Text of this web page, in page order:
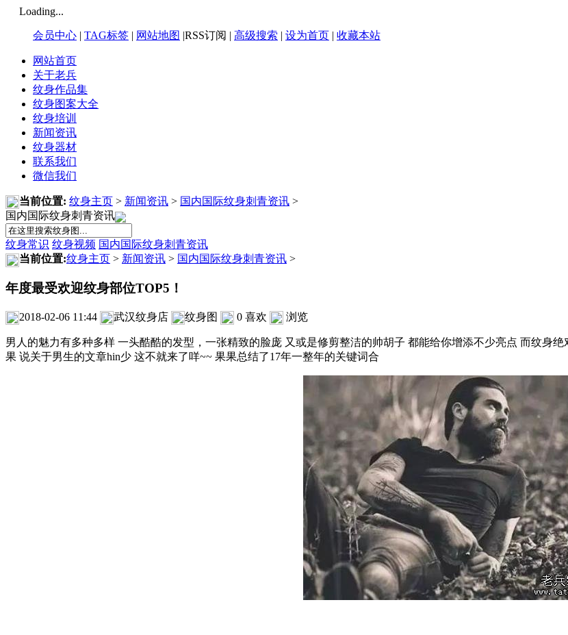
Loading...
会员中心 | TAG标签 | 网站地图 |RSS订阅 | 高级搜索 | 设为首页 | 收藏本站
网站首页
关于老兵
纹身作品集
纹身图案大全
纹身培训
新闻资讯
纹身器材
联系我们
微信我们
当前位置: 纹身主页 > 新闻资讯 > 国内国际纹身刺青资讯 >
国内国际纹身刺青资讯
纹身常识 纹身视频 国内国际纹身刺青资讯
当前位置:纹身主页 > 新闻资讯 > 国内国际纹身刺青资讯 >
年度最受欢迎纹身部位TOP5！
2018-02-06 11:44 武汉纹身店 纹身图 0 喜欢 浏览
男人的魅力有多种多样 一头酷酷的发型，一张精致的脸庞 又或是修剪整洁的帅胡子 都能给你增添不少亮点 而纹身
果 说关于男生的文章hin少 这不就来了咩~~ 果果总结了17年一整年的关键词合